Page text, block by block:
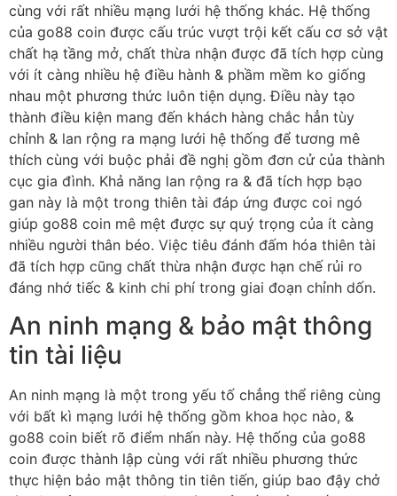
cùng với rất nhiều mạng lưới hệ thống khác. Hệ thống
của go88 coin được cấu trúc vượt trội kết cấu cơ sở vật
chất hạ tầng mở, chất thừa nhận được đã tích hợp cùng
với ít càng nhiều hệ điều hành & phầm mềm ko giống
nhau một phương thức luôn tiện dụng. Điều này tạo
thành điều kiện mang đến khách hàng chắc hẳn tùy
chỉnh & lan rộng ra mạng lưới hệ thống để tương mê
thích cùng với buộc phải đề nghị gồm đơn cử của thành
cục gia đình. Khả năng lan rộng ra & đã tích hợp bạo
gan này là một trong thiên tài đáp ứng được coi ngó
giúp go88 coin mê mệt được sự quý trọng của ít càng
nhiều người thân béo. Việc tiêu đánh đấm hóa thiên tài
đã tích hợp cũng chất thừa nhận được hạn chế rủi ro
đáng nhớ tiếc & kinh chi phí trong giai đoạn chỉnh dốn.
An ninh mạng & bảo mật thông
tin tài liệu
An ninh mạng là một trong yếu tố chẳng thể riêng cùng
với bất kì mạng lưới hệ thống gồm khoa học nào, &
go88 coin biết rõ điểm nhấn này. Hệ thống của go88
coin được thành lập cùng với rất nhiều phương thức
thực hiện bảo mật thông tin tiên tiến, giúp bao đậy chở